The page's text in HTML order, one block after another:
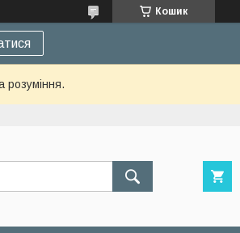
Кошик
розуміння.